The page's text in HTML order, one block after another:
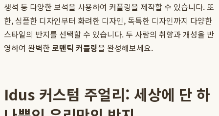
생석 등 다양한 보석을 사용하여 커플링을 제작할 수 있습니다. 또
한, 심플한 디자인부터 화려한 디자인, 독특한 디자인까지 다양한
스타일의 반지를 선택할 수 있습니다. 두 사람의 취향과 개성을 반
영하여 완벽한로맨틱 커플링을 완성해보세요.
Idus 커스텀 주얼리: 세상에 단 하